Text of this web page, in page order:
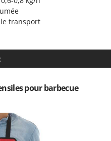
transport
pour barbecue